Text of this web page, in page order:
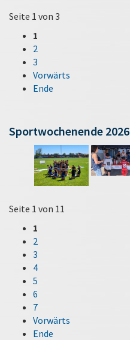
Seite 1 von 3
1
2
3
Vorwärts
Ende
Sportwochenende 2026
Seite 1 von 11
1
2
3
4
5
6
7
Vorwärts
Ende